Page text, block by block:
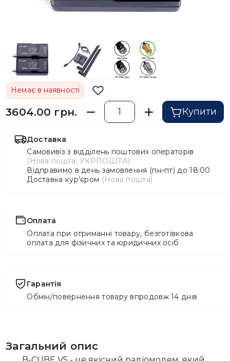
Немає в наявності
3604.00 грн. Купити
Доставка
Самовивіз з відділень поштових операторів
(Нова пошта, УКРПОШТА)
Відправимо в день замовлення (пн-пт) до 18:00
Доставка кур'єром (Нова пошта)
Оплата
Оплата при отриманні товару, безготівкова
оплата для фізичних та юридичних осіб
Гарантія
Обмін/повернення товару впродовж 14 днів
Загальний опис